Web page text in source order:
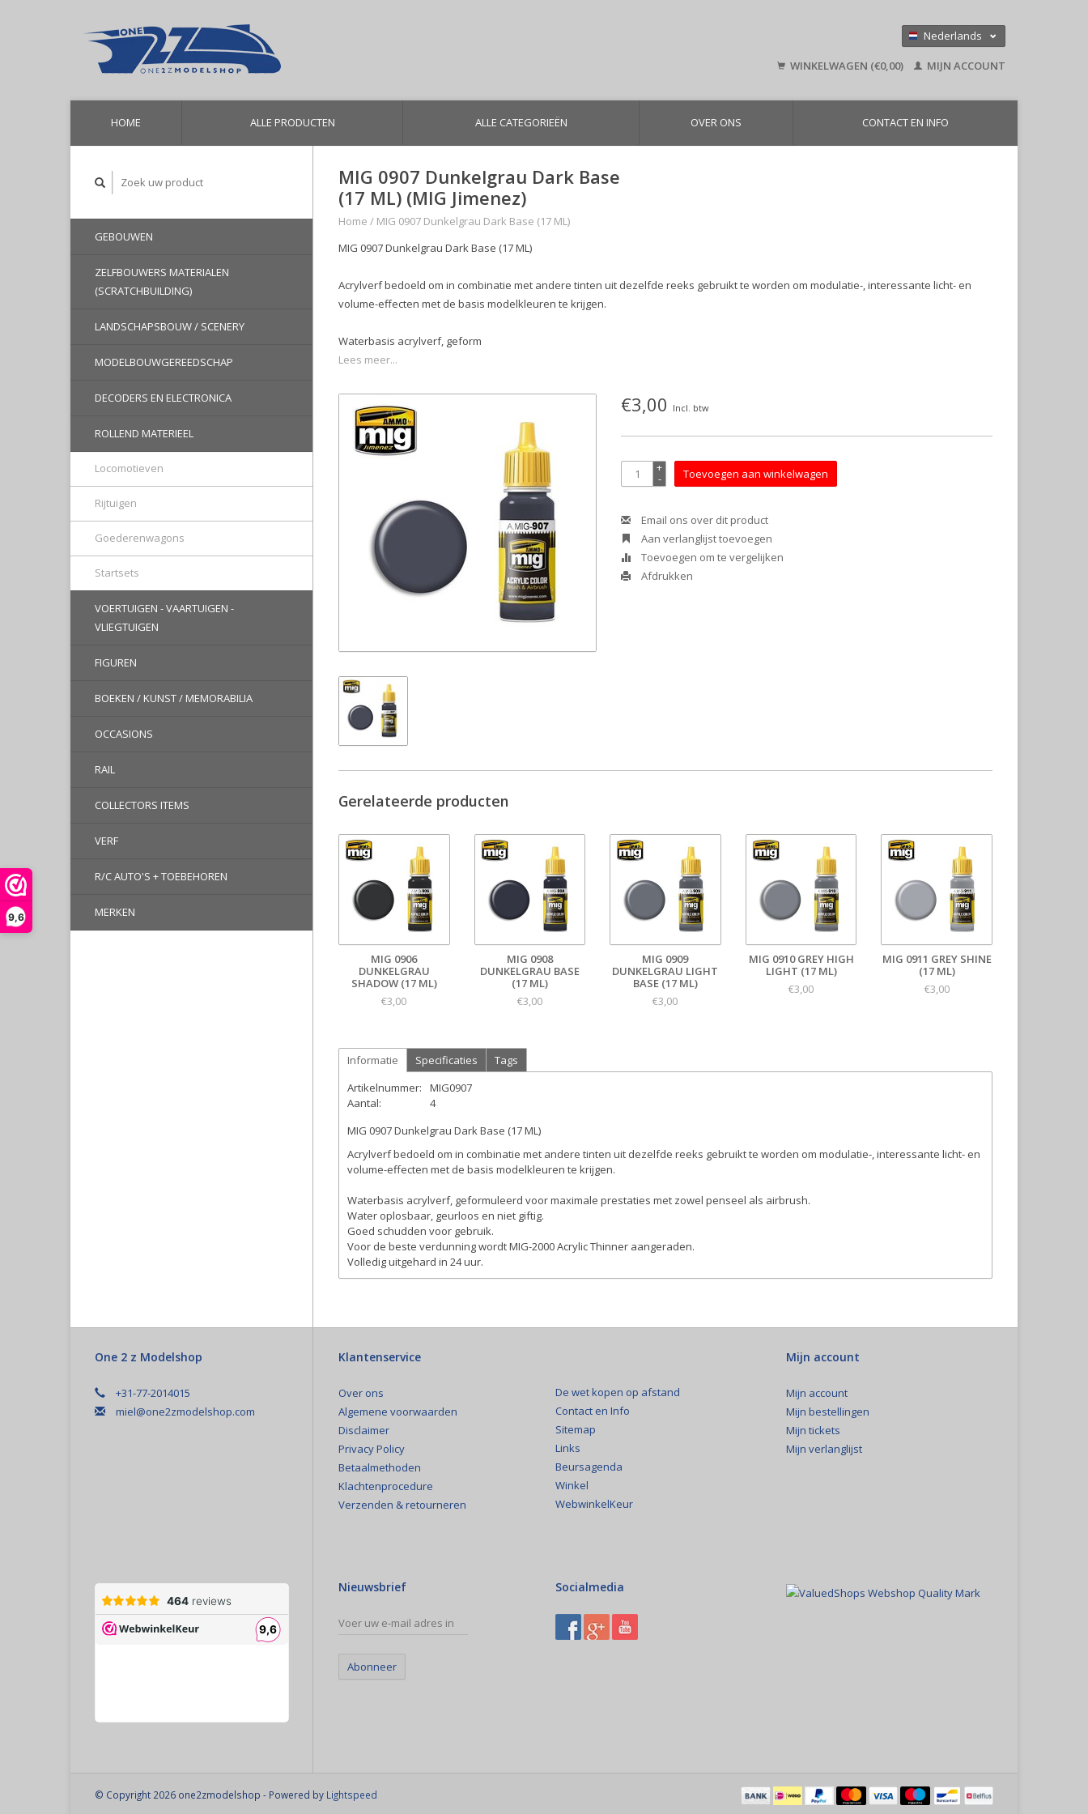
9,6
Nederlands
English
WINKELWAGEN (€0,00) MIJN ACCOUNT
HOME ALLE PRODUCTEN ALLE CATEGORIEËN OVER ONS CONTACT EN INFO
GEBOUWEN
ZELFBOUWERS MATERIALEN
(SCRATCHBUILDING)
LANDSCHAPSBOUW / SCENERY
MODELBOUWGEREEDSCHAP
DECODERS EN ELECTRONICA
ROLLEND MATERIEEL
Locomotieven
Rijtuigen
Goederenwagons
Startsets
VOERTUIGEN - VAARTUIGEN -
VLIEGTUIGEN
FIGUREN
BOEKEN / KUNST / MEMORABILIA
OCCASIONS
RAIL
COLLECTORS ITEMS
VERF
R/C AUTO'S + TOEBEHOREN
MERKEN
MIG 0907 Dunkelgrau Dark Base
(17 ML) (MIG Jimenez)
Home / MIG 0907 Dunkelgrau Dark Base (17 ML)
MIG 0907 Dunkelgrau Dark Base (17 ML)
Acrylverf bedoeld om in combinatie met andere tinten uit dezelfde reeks gebruikt te worden om modulatie-, interessante licht- en
volume-effecten met de basis modelkleuren te krijgen.
Waterbasis acrylverf, geform
Lees meer...
€3,00 Incl. btw
+
- Toevoegen aan winkelwagen
Email ons over dit product
Aan verlanglijst toevoegen
Toevoegen om te vergelijken
Afdrukken
Gerelateerde producten
MIG 0906
DUNKELGRAU
SHADOW (17 ML)
€3,00
MIG 0908
DUNKELGRAU BASE
(17 ML)
€3,00
MIG 0909
DUNKELGRAU LIGHT
BASE (17 ML)
€3,00
MIG 0910 GREY HIGH
LIGHT (17 ML)
€3,00
MIG 0911 GREY SHINE
(17 ML)
€3,00
Informatie Specificaties
Tags
Artikelnummer:
MIG0907
Aantal:
4
MIG 0907 Dunkelgrau Dark Base (17 ML)
Acrylverf bedoeld om in combinatie met andere tinten uit dezelfde reeks gebruikt te worden om modulatie-, interessante licht- en
volume-effecten met de basis modelkleuren te krijgen.
Waterbasis acrylverf, geformuleerd voor maximale prestaties met zowel penseel als airbrush.
Water oplosbaar, geurloos en niet giftig.
Goed schudden voor gebruik.
Voor de beste verdunning wordt MIG-2000 Acrylic Thinner aangeraden.
Volledig uitgehard in 24 uur.
One 2 z Modelshop
+31-77-2014015
miel@one2zmodelshop.com
Klantenservice
Over ons
Algemene voorwaarden
Disclaimer
Privacy Policy
Betaalmethoden
Klachtenprocedure
Verzenden & retourneren
De wet kopen op afstand
Contact en Info
Sitemap
Links
Beursagenda
Winkel
WebwinkelKeur
Mijn account
Mijn account
Mijn bestellingen
Mijn tickets
Mijn verlanglijst
Nieuwsbrief
Abonneer
Socialmedia
© Copyright 2026 one2zmodelshop - Powered by Lightspeed